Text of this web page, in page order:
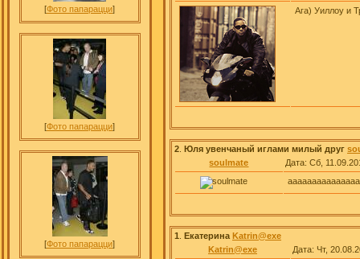
[Фото папарацци]
[Фото папарацци]
[Фото папарацци]
Ага) Уиллоу и
2 Юля увенчаный иглами милый друг
soulmate
Дата: Сб,
1 Екатерина Katrin@exe
Katrin@exe
Дата: Чт,